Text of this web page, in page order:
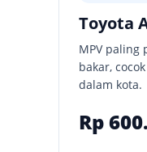
Toyota
MPV paling
bakar,
dalam kota.
Rp